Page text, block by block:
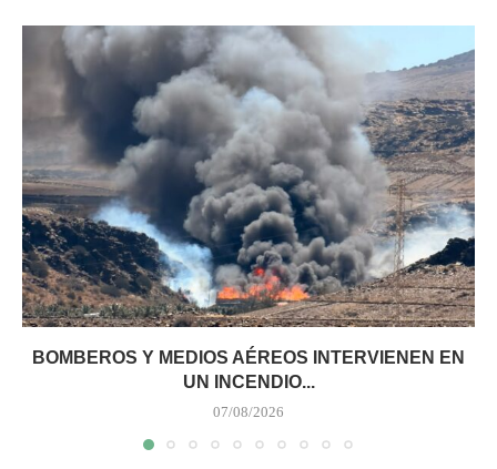
BOMBEROS Y MEDIOS AÉREOS INTERVIENEN EN
UN INCENDIO...
07/08/2026